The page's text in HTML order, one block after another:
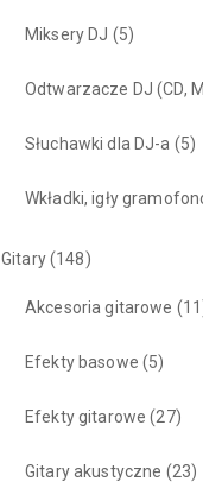
Miksery DJ (5)
Odtwarzacze DJ (CD,
Słuchawki dla DJ-a (5)
Wkładki, igły
Gitary(148)
Akcesoria gitarowe
Efekty basowe (5)
Efekty gitarowe (27)
Gitary akustyczne (23)